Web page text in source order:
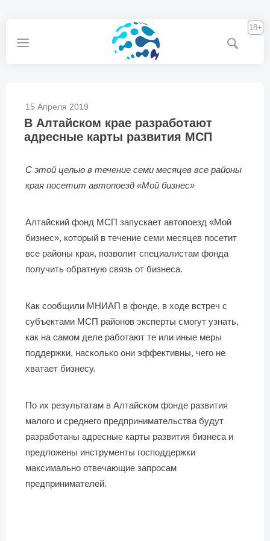
18+
15 Апреля 2019
В Алтайском крае разработают
адресные карты развития МСП
С этой целью в течение семи месяцев все районы
края посетит автопоезд «Мой бизнес»
Алтайский фонд МСП запускает автопоезд «Мой
бизнес», который в течение семи месяцев посетит
все районы края, позволит специалистам фонда
получить обратную связь от бизнеса.
Как сообщили МНИАП в фонде, в ходе встреч с
субъектами МСП районов эксперты смогут узнать,
как на самом деле работают те или иные меры
поддержки, насколько они эффективны, чего не
хватает бизнесу.
По их результатам в Алтайском фонде развития
малого и среднего предпринимательства будут
разработаны адресные карты развития бизнеса и
предложены инструменты господдержки
максимально отвечающие запросам
предпринимателей.